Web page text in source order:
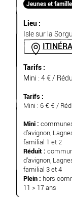
Jeunes et
Lieu :
Isle sur la
Tarifs :
Mini : 4 € /
Tarifs :
Mini : 6 € € /
Mini :
d’avignon,
familial 1 et 2
Réduit :
d’avignon,
familial 3 et 4
Plein : hors
11 > 17 ans